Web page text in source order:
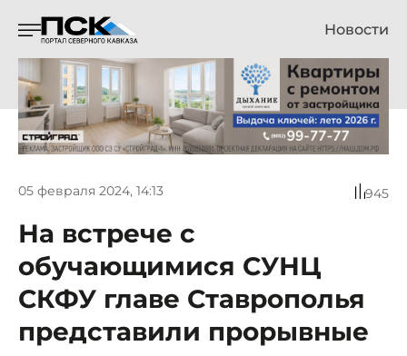
Новости
05 февраля 2024, 14:13 945
На встрече с
обучающимися СУНЦ
СКФУ главе Ставрополья
представили прорывные